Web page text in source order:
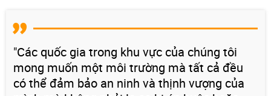
"Các quốc gia trong khu vực của chúng tôi
mong muốn một môi trường mà tất cả đều
có thể đảm bảo an ninh và thịnh vượng của